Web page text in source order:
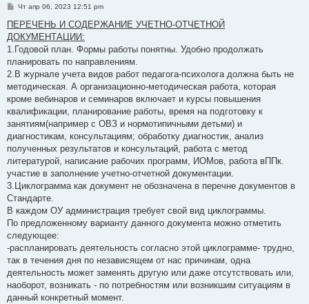
С
о
б
щ
е
и
е
Чт апр 06, 2023 12:51 pm
ПЕРЕЧЕНЬ И СОДЕРЖАНИЕ УЧЕТНО-ОТЧЕТНОЙ
ДОКУМЕНТАЦИИ:
1.Годовой план. Формы работы понятны. Удобно продолжать
планировать по направлениям.
2.В журнале учета видов работ педагога-психолога должна быть не
методическая. А организационно-методическая работа, которая
кроме вебинаров и семинаров включает и курсы повышения
квалификации, планирование работы, время на подготовку к
занятиям(например с ОВЗ и нормотипичными детьми) и
диагностикам, консультациям; обработку диагностик, анализ
полученных результатов и консультаций, работа с метод
литературой, написание рабочих программ, ИОМов, работа вППк.
участие в заполнение учетно-отчетной документации.
3.Циклограмма как документ не обозначена в перечне документов в
Стандарте.
В каждом ОУ администрация требует свой вид циклограммы.
По предложенному варианту данного документа можно отметить
следующее:
-распланировать деятельность согласно этой циклограмме- трудно,
так в течения дня по независящем от нас причинам, одна
деятельность может заменять другую или даже отсутствовать или,
наоборот, возникать - по потребностям или возникшим ситуациям в
данный конкретный момент.